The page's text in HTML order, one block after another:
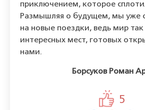
приключением, которое
Размышляя о будущем, мы уже
на новые поездки, ведь мир
интересных мест, готовых
нами.
Борсуков Роман
5